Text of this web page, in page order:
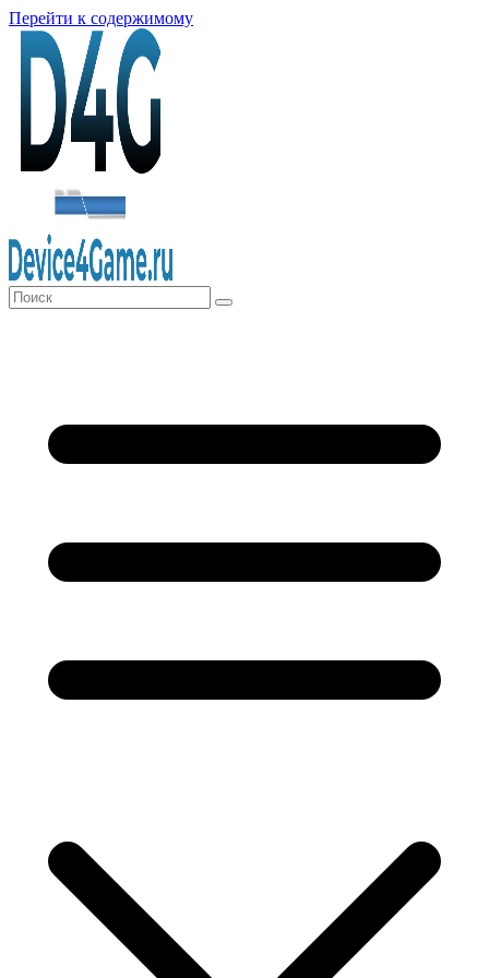
Перейти к содержимому